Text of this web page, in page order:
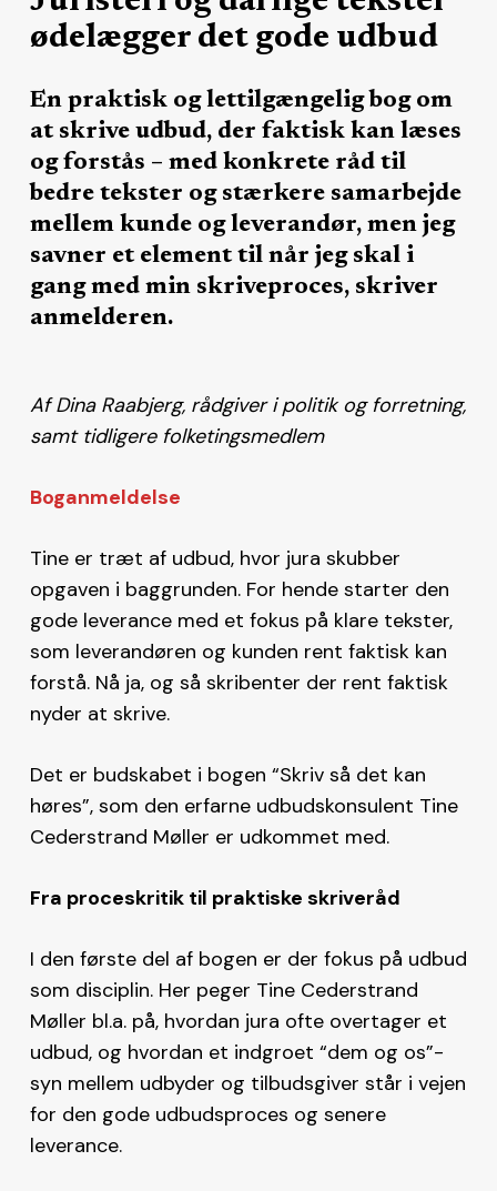
ødelægger det gode udbud
En praktisk og lettilgængelig bog om
at skrive udbud, der faktisk kan læses
og forstås – med konkrete råd til
bedre tekster og stærkere samarbejde
mellem kunde og leverandør, men jeg
savner et element til når jeg skal i
gang med min skriveproces, skriver
anmelderen.
Af Dina Raabjerg, rådgiver i politik og forretning,
samt tidligere folketingsmedlem
Boganmeldelse
Tine er træt af udbud, hvor jura skubber
opgaven i baggrunden. For hende starter den
gode leverance med et fokus på klare tekster,
som leverandøren og kunden rent faktisk kan
forstå. Nå ja, og så skribenter der rent faktisk
nyder at skrive.
Det er budskabet i bogen “Skriv så det kan
høres”, som den erfarne udbudskonsulent Tine
Cederstrand Møller er udkommet med.
Fra proceskritik til praktiske skriveråd
I den første del af bogen er der fokus på udbud
som disciplin. Her peger Tine Cederstrand
Møller bl.a. på, hvordan jura ofte overtager et
udbud, og hvordan et indgroet “dem og os”-
syn mellem udbyder og tilbudsgiver står i vejen
for den gode udbudsproces og senere
leverance.